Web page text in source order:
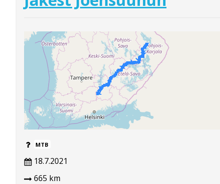
MTB
18.7.2021
665 km